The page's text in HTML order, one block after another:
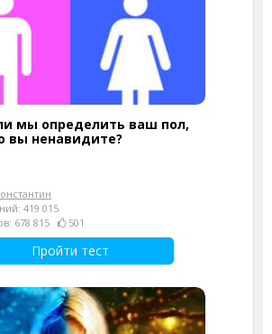
мы определить ваш пол,
вы ненавидите?
419 015
678 815
501
Пройти тест